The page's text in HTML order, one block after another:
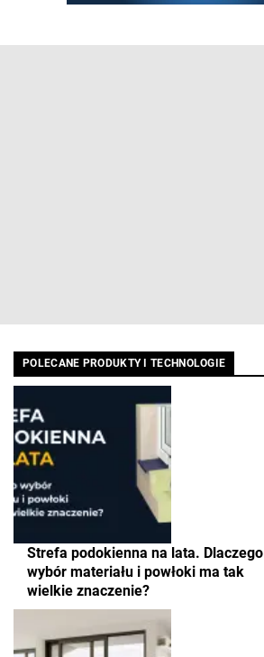
POLECANE PRODUKTY I TECHNOLOGIE
Strefa podokienna na lata. Dlaczego
wybór materiału i powłoki ma tak
wielkie znaczenie?